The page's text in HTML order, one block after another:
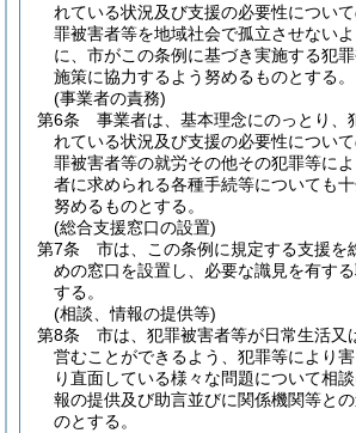
れている状況及び支援の必要性につい
罪被害者等を地域社会で孤立させない
に、市がこの条例に基づき実施する犯
施策に協力するよう努めるものとする。
(事業者の責務)
第6条
事業者は、基本理念にのっとり、
れている状況及び支援の必要性につい
罪被害者等の就労その他その犯罪等に
者に求められる各種手続等についても
努めるものとする。
(総合支援窓口の設置)
第7条
市は、この条例に規定する支援を
めの窓口を設置し、必要な識見を有す
する。
(相談、情報の提供等)
第8条
市は、犯罪被害者等が日常生活又
営むことができるよう、犯罪等により
り直面している様々な問題について相
報の提供及び助言並びに関係機関等と
のとする。